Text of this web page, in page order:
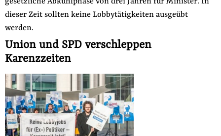
dieser Zeit sollten keine Lobbytätigkeiten ausgeübt
werden.
Union und SPD verschleppen
Karenzzeiten